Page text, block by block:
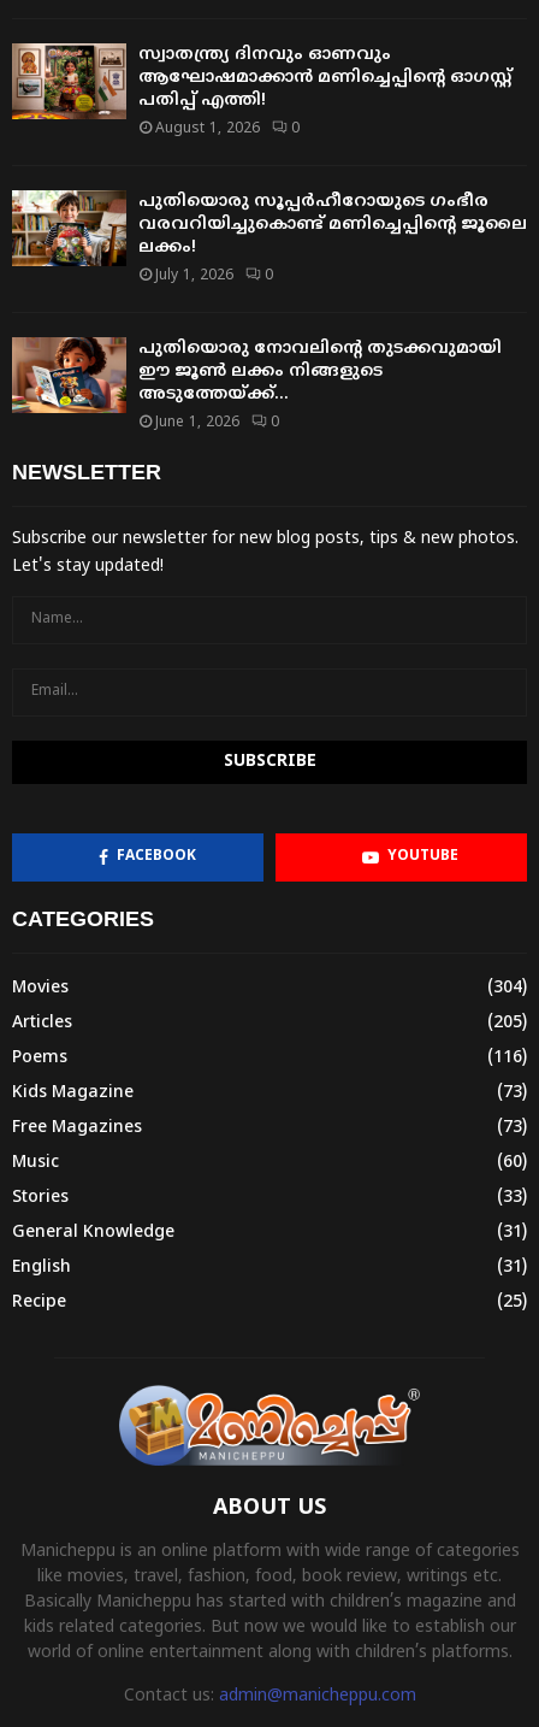
സ്വാതന്ത്ര്യ ദിനവും ഓണവും
ആഘോഷമാക്കാൻ മണിച്ചെപ്പിന്റെ ഓഗസ്റ്റ്
പതിപ്പ് എത്തി!
August 1, 2026 0
പുതിയൊരു സൂപ്പർഹീറോയുടെ ഗംഭീര
വരവറിയിച്ചുകൊണ്ട് മണിച്ചെപ്പിന്റെ ജൂലൈ
ലക്കം!
July 1, 2026 0
പുതിയൊരു നോവലിന്റെ തുടക്കവുമായി
ഈ ജൂൺ ലക്കം നിങ്ങളുടെ
അടുത്തേയ്ക്ക്…
June 1, 2026 0
NEWSLETTER
Subscribe our newsletter for new blog posts, tips & new photos.
Let's stay updated!
FACEBOOK YOUTUBE
CATEGORIES
Movies
(304)
Articles
(205)
Poems
(116)
Kids Magazine
(73)
Free Magazines
(73)
Music
(60)
Stories
(33)
General Knowledge
(31)
English
(31)
Recipe
(25)
ABOUT US
Manicheppu is an online platform with wide range of categories
like movies, travel, fashion, food, book review, writings etc.
Basically Manicheppu has started with children’s magazine and
kids related categories. But now we would like to establish our
world of online entertainment along with children’s platforms.
Contact us: admin@manicheppu.com